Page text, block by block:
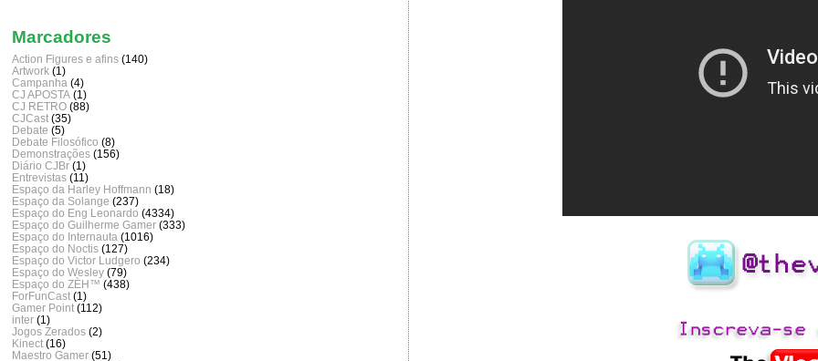
Marcadores
Action Figures e afins (140)
Artwork (1)
Campanha (4)
CJ APOSTA (1)
CJ RETRO (88)
CJCast (35)
Debate (5)
Debate Filosófico (8)
Demonstrações (156)
Diário CJBr (1)
Entrevistas (11)
Espaço da Harley Hoffmann (18)
Espaço da Solange (237)
Espaço do Eng Leonardo (4334)
Espaço do Guilherme Gamer (333)
Espaço do Internauta (1016)
Espaço do Noctis (127)
Espaço do Victor Ludgero (234)
Espaço do Wesley (79)
Espaço do ZÈH™ (438)
ForFunCast (1)
Gamer Point (112)
inter (1)
Jogos Zerados (2)
Kinect (16)
Maestro Gamer (51)